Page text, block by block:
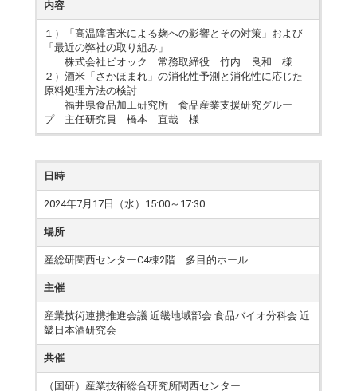
内容
１）「高温障害米による麹への影響とその対策」および
「最近の弊社の取り組み」
株式会社ビオック 常務取締役 竹内 良和 様
２）酒米「さかほまれ」の消化性予測と消化性に応じた
原料処理方法の検討
福井県食品加工研究所 食品産業支援研究グルー
プ 主任研究員 橋本 直哉 様
日時
2024年7月17日（水）15:00～17:30
場所
産総研関西センターC4棟2階 多目的ホール
主催
産業技術連携推進会議 近畿地域部会 食品バイオ分科会 近
畿日本酒研究会
共催
（国研）産業技術総合研究所関西センター